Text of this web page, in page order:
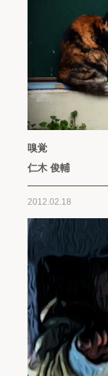
嗅覚
仁木 俊輔
2012.02.18